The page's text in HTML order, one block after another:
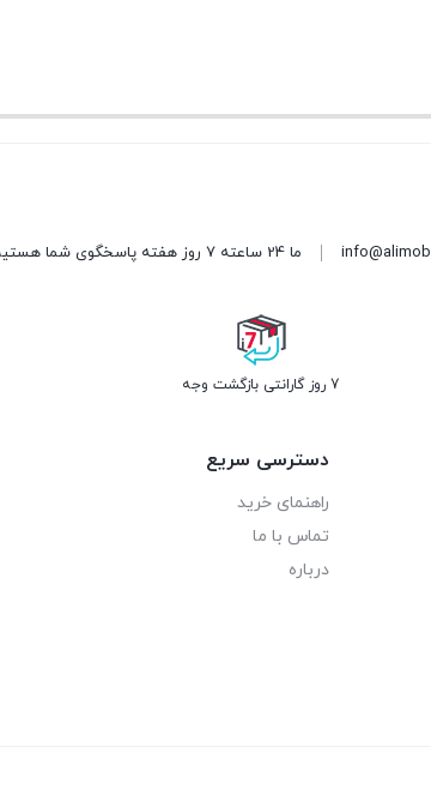
ما 24 ساعته 7 روز هفته پاسخگوی شما هستیم
7 روز گارانتی بازگشت وجه
دسترسی سریع
راهنمای خرید
تماس با ما
درباره